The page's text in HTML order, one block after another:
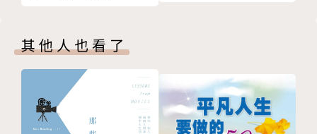
- 透過整合陰影、接受自己，才能設立最適合的人際界
限、不再陷入負面模式
打開潛意識的大門，勇敢地擁抱鏡中的另一個自己，
成為更強韌、更完整、最真實美好的你。
探索焦慮
探索嫉妒
探索夢想與人生方向
4 找出根源
其他人也看了